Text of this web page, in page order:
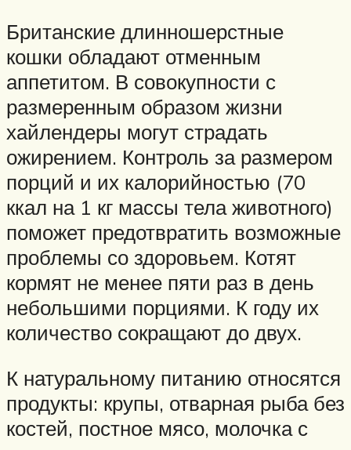
Британские длинношерстные
кошки обладают отменным
аппетитом. В совокупности с
размеренным образом жизни
хайлендеры могут страдать
ожирением. Контроль за размером
порций и их калорийностью (70
ккал на 1 кг массы тела животного)
поможет предотвратить возможные
проблемы со здоровьем. Котят
кормят не менее пяти раз в день
небольшими порциями. К году их
количество сокращают до двух.
К натуральному питанию относятся
продукты: крупы, отварная рыба без
костей, постное мясо, молочка с